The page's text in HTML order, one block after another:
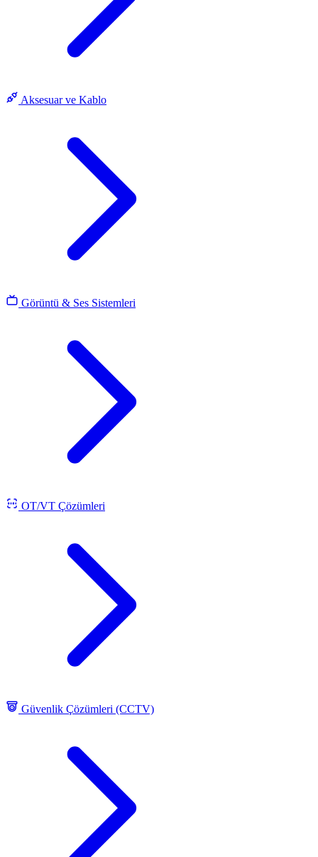
Aksesuar ve Kablo
Görüntü & Ses Sistemleri
OT/VT Çözümleri
Güvenlik Çözümleri (CCTV)